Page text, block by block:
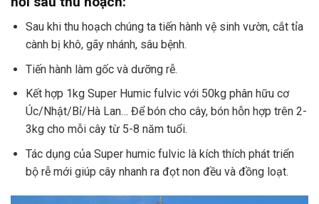
Sau khi thu hoạch chúng ta tiến hành vệ sinh vườn, cắt tỉa
cành bị khô, gãy nhánh, sâu bệnh.
Tiến hành làm gốc và dưỡng rễ.
Kết hợp 1kg Super Humic fulvic với 50kg phân hữu cơ
Úc/Nhật/Bỉ/Hà Lan… Để bón cho cây, bón hỗn hợp trên 2-
3kg cho mỗi cây từ 5-8 năm tuổi.
Tác dụng của Super humic fulvic là kích thích phát triển
bộ rễ mới giúp cây nhanh ra đọt non đều và đồng loạt.